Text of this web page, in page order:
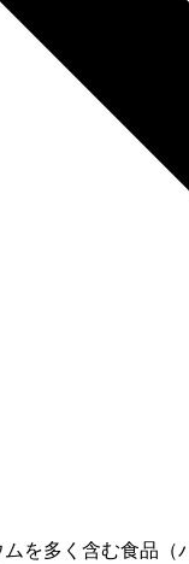
を多く含む食品